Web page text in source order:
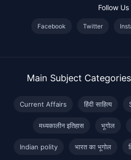
Follow Us
Facebook Twitter
Main Subject Categories
Current Affairs हिंदी साहित्य
मध्यकालीन इतिहास भूगोल
Indian polity भारत का भूगोल